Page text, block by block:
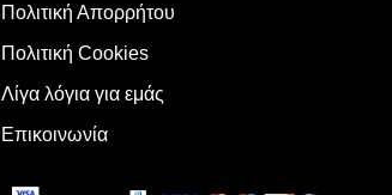
Πολιτική Απορρήτου
Πολιτική Cookies
Λίγα λόγια για εμάς
Επικοινωνία